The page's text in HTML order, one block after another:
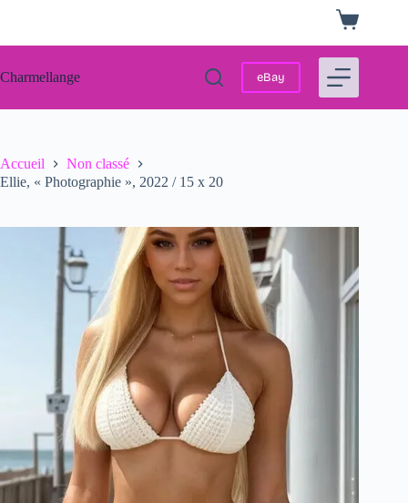
Panier
d’achat
Charmellange eBay
Accueil
Non classé
Ellie, « Photographie », 2022 / 15 x 20